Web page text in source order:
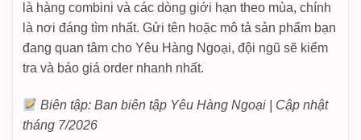
là hàng combini và các dòng giới hạn theo mùa, chính
là nơi đáng tìm nhất. Gửi tên hoặc mô tả sản phẩm bạn
đang quan tâm cho Yêu Hàng Ngoại, đội ngũ sẽ kiểm
tra và báo giá order nhanh nhất.
Biên tập: Ban biên tập Yêu Hàng Ngoại | Cập nhật
tháng 7/2026